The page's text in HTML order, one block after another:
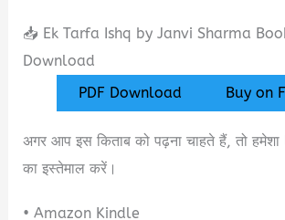
📥 Ek Tarfa Ishq by Janvi Sharma
Download
PDF Download
Buy on
अगर आप इस किताब को पढ़ना चाहते हैं, तो
का इस्तेमाल करें।
• Amazon Kindle